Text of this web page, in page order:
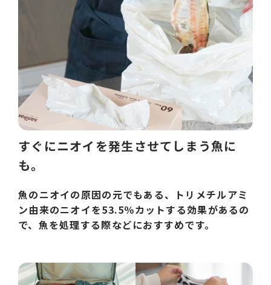
すぐにニオイを発生させてしまう魚に
も。
魚のニオイの原因の元でもある、トリメチルアミ
ン由来のニオイを53.5％カットする効果があるの
で、魚を処理する際などにおすすめです。